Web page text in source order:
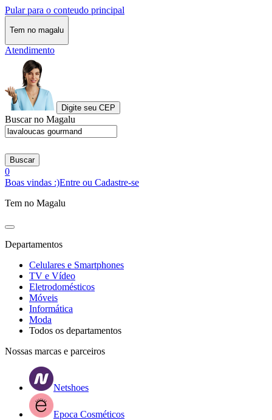
Pular para o conteudo principal
Tem no magalu
Atendimento
Digite seu CEP
Buscar no Magalu
Buscar
0
Boas vindas :)Entre ou Cadastre-se
Tem no Magalu
Departamentos
Celulares e Smartphones
TV e Vídeo
Eletrodomésticos
Móveis
Informática
Moda
Todos os departamentos
Nossas marcas e parceiros
Netshoes
Epoca Cosméticos